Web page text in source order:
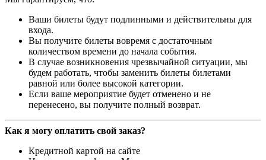
Ваши билеты будут подлинными и действительны для
входа.
Вы получите билеты вовремя с достаточным
количеством времени до начала события.
В случае возникновения чрезвычайной ситуации, мы
будем работать, чтобы заменить билеты билетами
равной или более высокой категории.
Если ваше мероприятие будет отменено и не
перенесено, вы получите полный возврат.
Как я могу оплатить свой заказ?
Кредитной картой на сайте